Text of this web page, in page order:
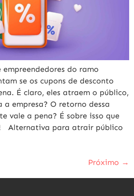
empreendedores do ramo
se os cupons de desconto
É claro, eles atraem o público,
a empresa? O retorno dessa
vale a pena? É sobre isso que
Alternativa para atrair público
Próximo →